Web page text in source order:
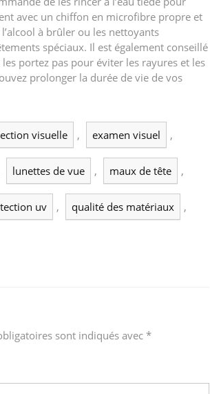
avec un chiffon en microfibre propre et
à brûler ou les nettoyants
spéciaux. Il est également conseillé
portez pas pour éviter les rayures et les
prolonger la durée de vie de vos
visuelle , examen visuel ,
lunettes de vue , maux de tête ,
uv , qualité des matériaux ,
sont indiqués avec *